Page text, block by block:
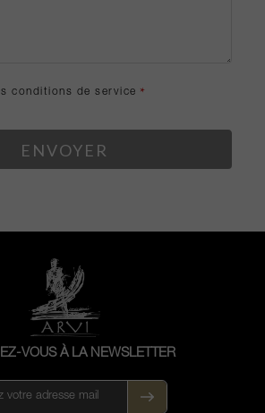
conditions de service *
VOUS À LA NEWSLETTER